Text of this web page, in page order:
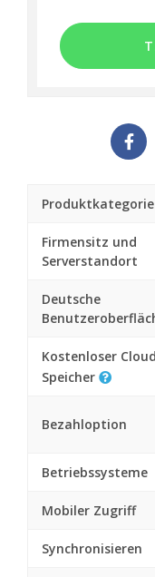
Produktkategorie
Firmensitz und
Serverstandort
Deutsche
Kostenloser Cloud
Speicher
Bezahloption
Betriebssysteme
Mobiler Zugriff
Synchronisieren